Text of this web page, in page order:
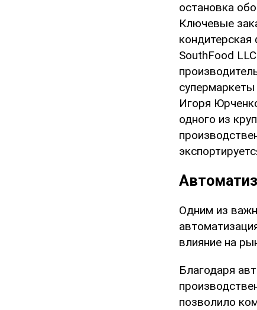
остановка
Ключевые
SouthFood
Игоря
одного из
Одним из
влияние на
Благодаря
позволило